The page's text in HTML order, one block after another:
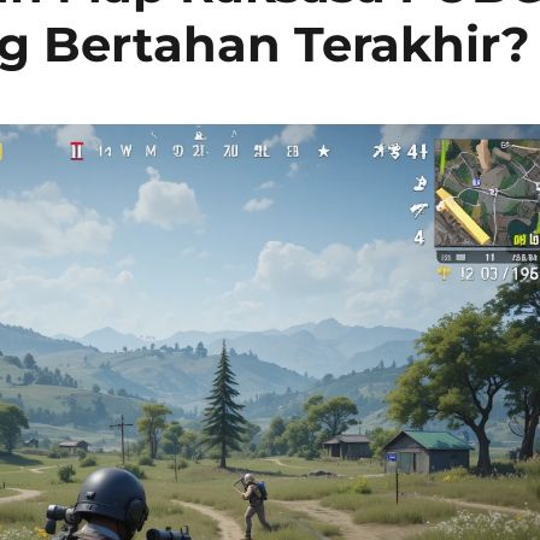
Bertahan Terakhir?